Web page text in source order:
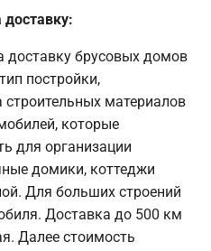
брусовых домов
постройки,
материалов
которые
для организации
домики, коттеджи
Для больших строений
Доставка до 500 км
Далее стоимость